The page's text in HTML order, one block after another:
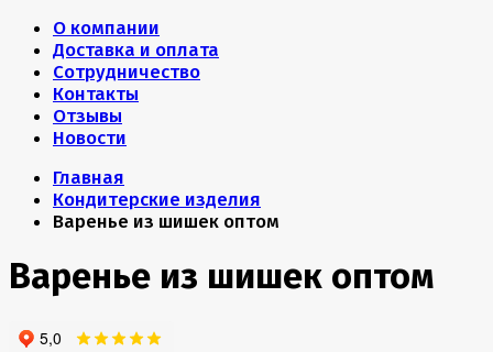
О компании
Доставка и оплата
Сотрудничество
Контакты
Отзывы
Новости
Главная
Кондитерские изделия
Варенье из шишек оптом
Варенье из шишек оптом